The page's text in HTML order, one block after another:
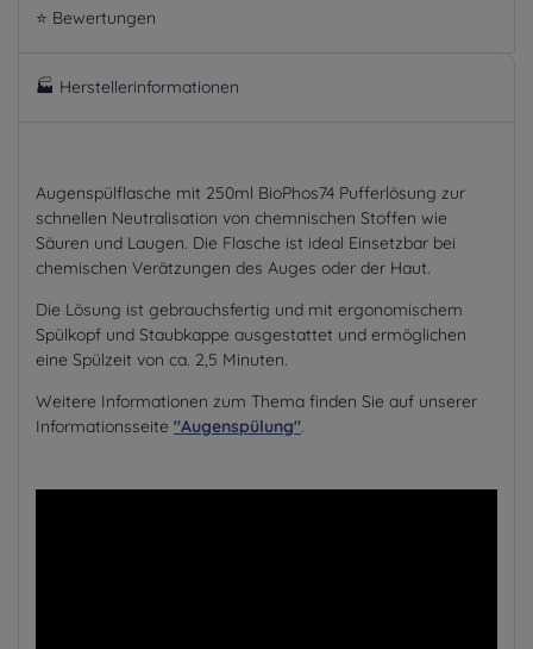
⭐ Bewertungen
🏭 Herstellerinformationen
Augenspülflasche mit 250ml BioPhos74 Pufferlösung zur
schnellen Neutralisation von chemnischen Stoffen wie
Säuren und Laugen. Die Flasche ist ideal Einsetzbar bei
chemischen Verätzungen des Auges oder der Haut.
Die Lösung ist gebrauchsfertig und mit ergonomischem
Spülkopf und Staubkappe ausgestattet und ermöglichen
eine Spülzeit von ca. 2,5 Minuten.
Weitere Informationen zum Thema finden Sie auf unserer
Informationsseite "Augenspülung".